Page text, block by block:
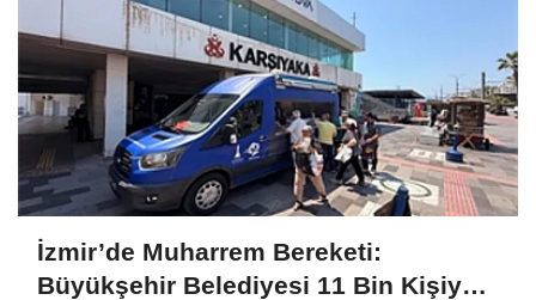
İzmir’de Muharrem Bereketi:
Büyükşehir Belediyesi 11 Bin Kişiye